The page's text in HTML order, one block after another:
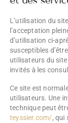
L’utilisation du
l’acceptation
d’utilisation ci-
susceptibles
utilisateurs du site
invités à les
Ce site est
utilisateurs. Une
technique peut
teyssier.com/, qui